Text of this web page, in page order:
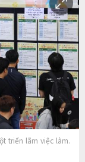
triển lãm việc làm.